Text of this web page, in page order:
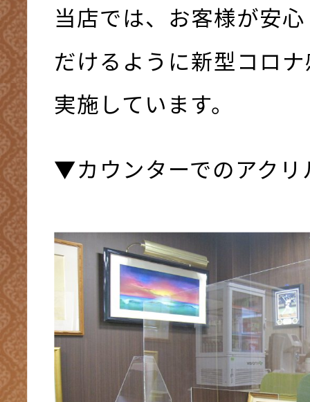
当店では、お客様が安
だけるように新型コロ
実施しています。
▼カウンターでのアクリ